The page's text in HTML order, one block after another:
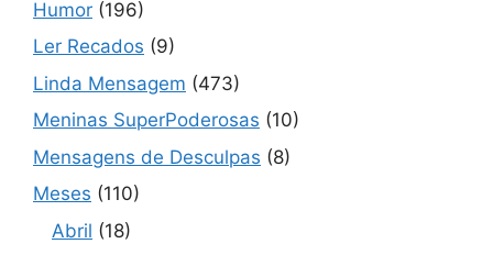
Humor (196)
Ler Recados (9)
Linda Mensagem (473)
Meninas SuperPoderosas (10)
Mensagens de Desculpas (8)
Meses (110)
Abril (18)